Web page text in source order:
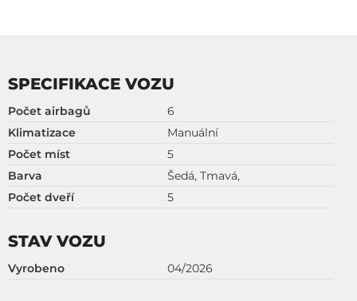
SPECIFIKACE VOZU
Počet airbagů
6
Klimatizace
Manuální
Počet míst
5
Barva
Šedá, Tmavá,
Počet dveří
5
STAV VOZU
Vyrobeno 04/2026